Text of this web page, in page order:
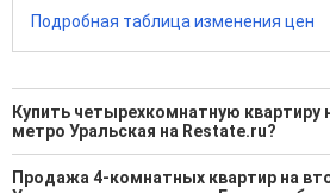
Подробная таблица изменения цен
Купить четырехкомнатную квартиру
метро Уральская на Restate.ru?
Поможем Купить
у метро Уральская?
Продажа 4-комнатных квартир на